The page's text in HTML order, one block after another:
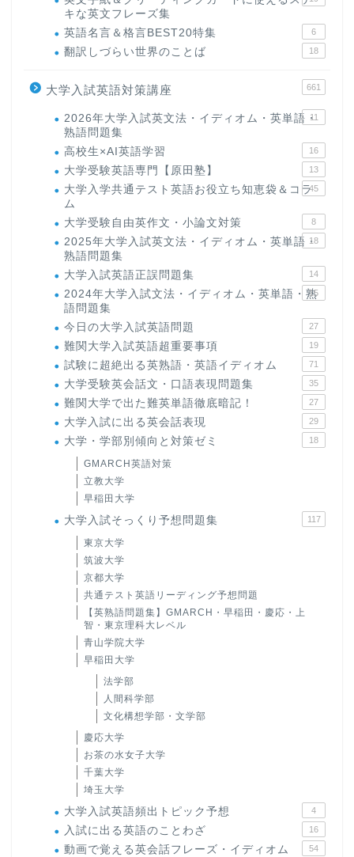
キな英文フレーズ集
英語名言＆格言BEST20特集 6
翻訳しづらい世界のことば 18
大学入試英語対策講座 661
2026年大学入試英文法・イディオム・英単語・
熟語問題集
11
高校生×AI英語学習 16
大学受験英語専門【原田塾】 13
大学入学共通テスト英語お役立ち知恵袋＆コラ
ム
45
大学受験自由英作文・小論文対策 8
2025年大学入試英文法・イディオム・英単語・
熟語問題集
18
大学入試英語正誤問題集 14
2024年大学入試文法・イディオム・英単語・熟
語問題集
15
今日の大学入試英語問題 27
難関大学入試英語超重要事項 19
試験に超絶出る英熟語・英語イディオム 71
大学受験英会話文・口語表現問題集 35
難関大学で出た難英単語徹底暗記！ 27
大学入試に出る英会話表現 29
大学・学部別傾向と対策ゼミ 18
GMARCH英語対策
立教大学
早稲田大学
大学入試そっくり予想問題集 117
東京大学
筑波大学
京都大学
共通テスト英語リーディング予想問題
【英熟語問題集】GMARCH・早稲田・慶応・上
智・東京理科大レベル
青山学院大学
早稲田大学
法学部
人間科学部
文化構想学部・文学部
慶応大学
お茶の水女子大学
千葉大学
埼玉大学
大学入試英語頻出トピック予想 4
入試に出る英語のことわざ 16
動画で覚える英会話フレーズ・イディオム 54